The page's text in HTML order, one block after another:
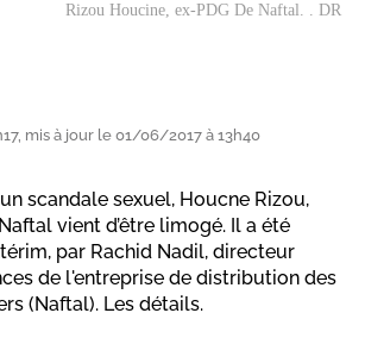
Rizou Houcine, ex-PDG De Naftal. . DR
mis à jour le 01/06/2017 à 13h40
scandale sexuel, Houcne Rizou,
vient d’être limogé. Il a été
par Rachid Nadil, directeur
de l'entreprise de distribution des
(Naftal). Les détails.